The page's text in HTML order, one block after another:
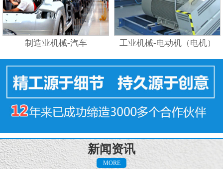
制造业机械-汽车 工业机械-电动机（电机）
新闻资讯
MORE